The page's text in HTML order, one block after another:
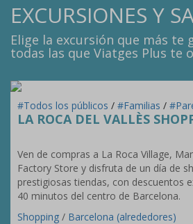
EXCURSIONES Y
Elige la excursión que más te
todas las que Viatges Plus te
#Todos los públicos / #Familias /
LA ROCA DEL VALLÈS
Ven de compras a La Roca Village,
Factory Store y disfruta de un día de
prestigiosas tiendas, con descuentos
40 minutos del centro de Barcelona.
Shopping / Barcelona (alrededores)